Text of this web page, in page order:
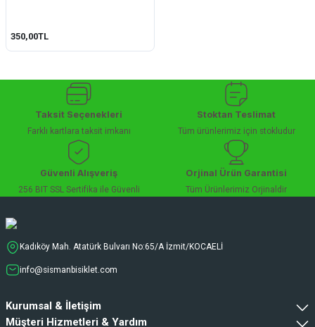
350,00TL
Taksit Seçenekleri
Farklı kartlara taksit imkanı
Stoktan Teslimat
Tüm ürünlerimiz için stokludur
Güvenli Alışveriş
256 BIT SSL Sertifika ile Güvenli
Orjinal Ürün Garantisi
Tüm Ürünlerimiz Orjinaldir
Kadıköy Mah. Atatürk Bulvarı No:65/A İzmit/KOCAELİ
info@sismanbisiklet.com
Kurumsal & İletişim
Müşteri Hizmetleri & Yardım